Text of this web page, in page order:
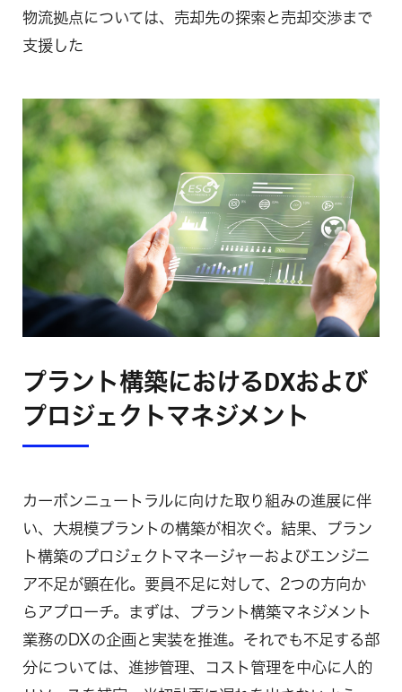
物流拠点については、売却先の探索と売却交渉まで
支援した
プラント構築におけるDXおよび
プロジェクトマネジメント
カーボンニュートラルに向けた取り組みの進展に伴
い、大規模プラントの構築が相次ぐ。結果、プラン
ト構築のプロジェクトマネージャーおよびエンジニ
ア不足が顕在化。要員不足に対して、2つの方向か
らアプローチ。まずは、プラント構築マネジメント
業務のDXの企画と実装を推進。それでも不足する部
分については、進捗管理、コスト管理を中心に人的